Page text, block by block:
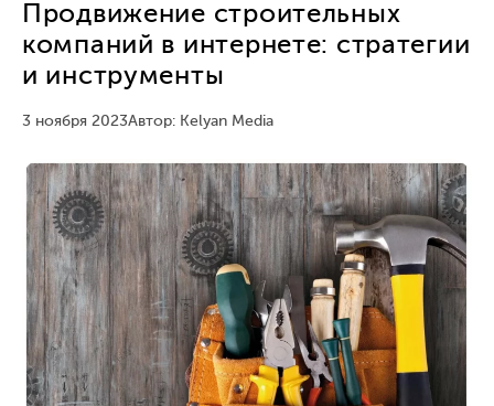
Продвижение строительных
компаний в интернете: стратегии
и инструменты
3 ноября 2023Автор: Kelyan Media